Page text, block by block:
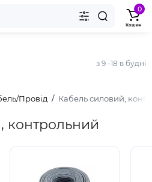
з 9 -18 в будні
0
Кошик
Провід Кабель силовий,
контрольний